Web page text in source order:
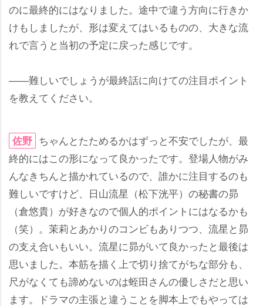
のに最終的にはなりました。途中で違う方向に行きか
けもしましたが、形は変えてはいるものの、大きな流
れで言うと当初の予定に戻った感じです。
――難しいでしょうが最終話に向けての注目ポイント
を教えてください。
佐野 ちゃんとたためるかはずっと不安でしたが、最
終的にはこの形になって良かったです。登場人物がみ
んなきちんと描かれているので、誰かに注目するのも
難しいですけど、日山流星（松下洸平）の秘書の昴
（倉悠貴）が好きなので個人的ポイントにはなるかも
（笑）。茉莉とあかりのコンビもありつつ、流星と昴
の支え合いもいい。流星に昴がいて良かったと最後は
思いました。本筋を描く上で切り捨てがちな部分も、
尺がなくても諦めないのは蛭田さんの優しさだと思い
ます。ドラマの主張と違うことを脚本上でもやっては